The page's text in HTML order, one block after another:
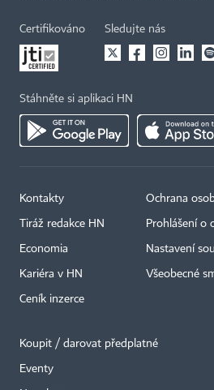
Certifikováno Sledujte nás
Stáhněte si aplikaci HN
Kontakty
Tiráž redakce HN
Economia
Kariéra v HN
Ceník inzerce
Ochrana
Prohlášení o
Nastavení
Všeobecné
Koupit / darovat předplatné
Eventy